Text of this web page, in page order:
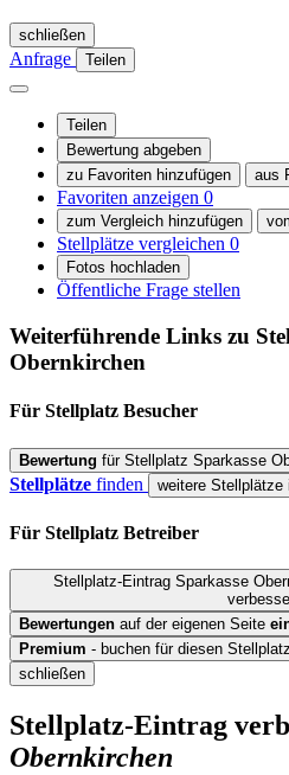
schließen
Anfrage Teilen
Teilen
Bewertung abgeben
zu Favoriten hinzufügen
aus
Favoriten anzeigen 0
zum Vergleich hinzufügen
Stellplätze vergleichen 0
Fotos hochladen
Öffentliche Frage stellen
Weiterführende Links zu
Obernkirchen
Für Stellplatz Besucher
Bewertung für Stellplatz Sparkasse
Stellplätze finden weitere Stellplätze
Für Stellplatz Betreiber
Stellplatz-Eintrag Sparkasse
Bewertungen auf der eigenen Seite
Premium - buchen für diesen
schließen
Stellplatz-Eintrag
Obernkirchen